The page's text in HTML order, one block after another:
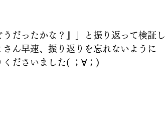
だったかな？』」と振り返って検証し
ん早速、振り返りを忘れないように
くださいました( ；∀；)